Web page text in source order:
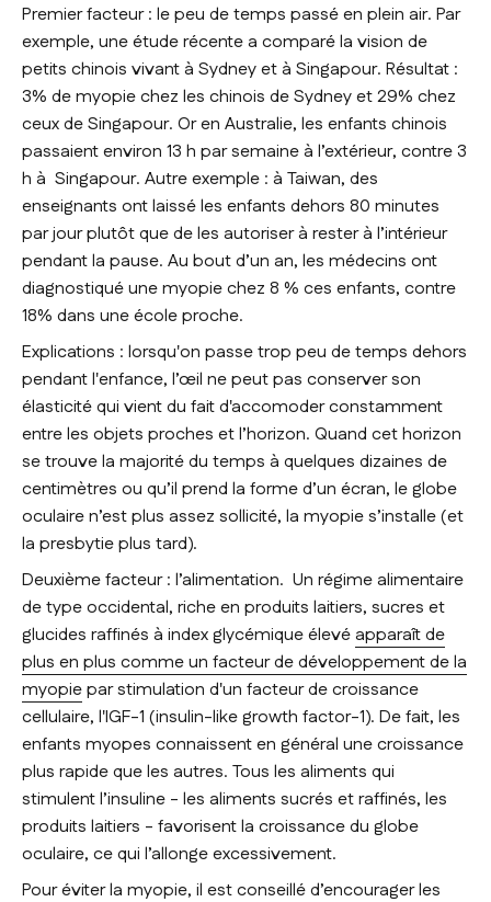
Premier facteur : le peu de temps passé en plein air. Par
exemple, une étude récente a comparé la vision de
petits chinois vivant à Sydney et à Singapour. Résultat :
3% de myopie chez les chinois de Sydney et 29% chez
ceux de Singapour. Or en Australie, les enfants chinois
passaient environ 13 h par semaine à l’extérieur, contre 3
h à Singapour. Autre exemple : à Taiwan, des
enseignants ont laissé les enfants dehors 80 minutes
par jour plutôt que de les autoriser à rester à l’intérieur
pendant la pause. Au bout d’un an, les médecins ont
diagnostiqué une myopie chez 8 % ces enfants, contre
18% dans une école proche.
Explications : lorsqu'on passe trop peu de temps dehors
pendant l'enfance, l’œil ne peut pas conserver son
élasticité qui vient du fait d'accomoder constamment
entre les objets proches et l’horizon. Quand cet horizon
se trouve la majorité du temps à quelques dizaines de
centimètres ou qu’il prend la forme d’un écran, le globe
oculaire n’est plus assez sollicité, la myopie s’installe (et
la presbytie plus tard).
Deuxième facteur : l’alimentation. Un régime alimentaire
de type occidental, riche en produits laitiers, sucres et
glucides raffinés à index glycémique élevéapparaît de
plus en plus comme un facteur de développement de la
myopiepar stimulation d'un facteur de croissance
cellulaire, l'IGF-1 (insulin-like growth factor-1). De fait, les
enfants myopes connaissent en général une croissance
plus rapide que les autres. Tous les aliments qui
stimulent l’insuline - les aliments sucrés et raffinés, les
produits laitiers - favorisent la croissance du globe
oculaire, ce qui l’allonge excessivement.
Pour éviter la myopie, il est conseillé d’encourager les